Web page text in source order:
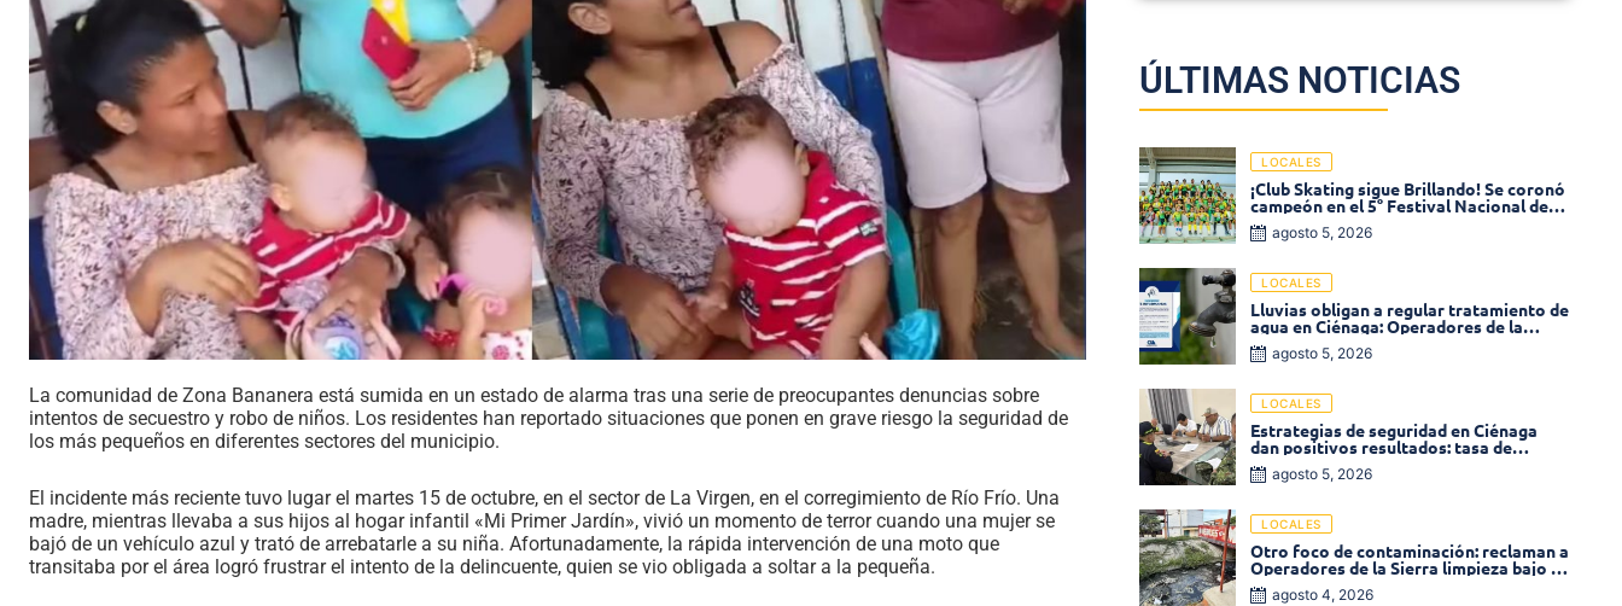
La comunidad de Zona Bananera está sumida en un estado de alarma tras una serie de preocupantes denuncias sobre
intentos de secuestro y robo de niños. Los residentes han reportado situaciones que ponen en grave riesgo la seguridad de
los más pequeños en diferentes sectores del municipio.
El incidente más reciente tuvo lugar el martes 15 de octubre, en el sector de La Virgen, en el corregimiento de Río Frío. Una
madre, mientras llevaba a sus hijos al hogar infantil «Mi Primer Jardín», vivió un momento de terror cuando una mujer se
bajó de un vehículo azul y trató de arrebatarle a su niña. Afortunadamente, la rápida intervención de una moto que
transitaba por el área logró frustrar el intento de la delincuente, quien se vio obligada a soltar a la pequeña.
ÚLTIMAS NOTICIAS
LOCALES
¡Club Skating sigue Brillando! Se coronó
campeón en el 5° Festival Nacional de
Patinaje «Soledad sobre Ruedas»
agosto 5, 2026
LOCALES
Lluvias obligan a regular tratamiento de
agua en Ciénaga: Operadores de la
Sierra anuncia baja presión en varios
sectores
agosto 5, 2026
LOCALES
Estrategias de seguridad en Ciénaga
dan positivos resultados: tasa de
homicidios disminuyó un 58% en 2026
agosto 5, 2026
LOCALES
Otro foco de contaminación: reclaman a
Operadores de la Sierra limpieza bajo el
puente de la calle 19 con carrera 11
agosto 4, 2026